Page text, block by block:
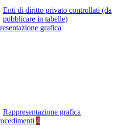
Enti di diritto privato controllati (da
pubblicare in tabelle)
grafica
Rappresentazione grafica
4